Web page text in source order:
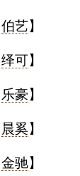
伯艺】
绎可】
乐豪】
晨奚】
金驰】